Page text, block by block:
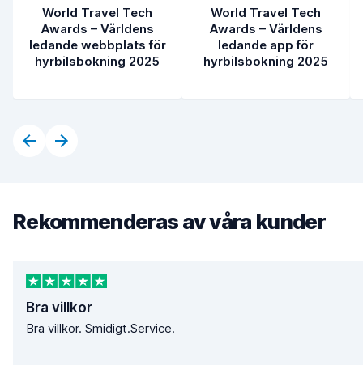
World Travel Tech
Awards – Världens
ledande webbplats för
hyrbilsbokning 2025
World Travel Tech
Awards – Världens
ledande app för
hyrbilsbokning 2025
Rekommenderas av våra kunder
Bra villkor
Bra villkor. Smidigt.Service.